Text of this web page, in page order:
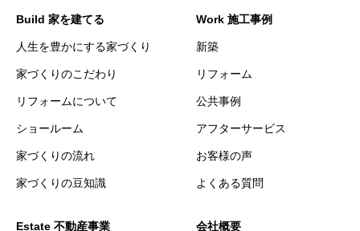
Build 家を建てる
人生を豊かにする家づくり
家づくりのこだわり
リフォームについて
ショールーム
家づくりの流れ
家づくりの豆知識
Work 施工事例
新築
リフォーム
公共事例
アフターサービス
お客様の声
よくある質問
Estate 不動産事業 会社概要